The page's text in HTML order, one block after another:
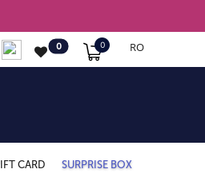
RO
0 0
CARD SURPRISE BOX